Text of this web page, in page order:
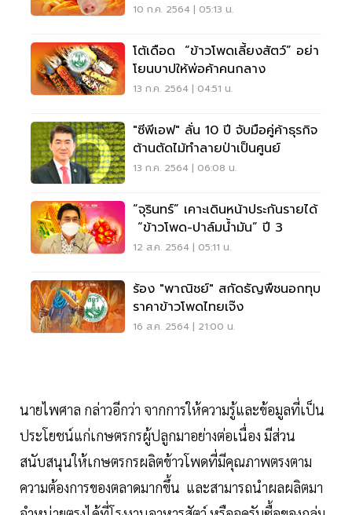
ควรรู้
10 ก.ค. 2564 | 05:13 น.
โต้เดือด “ข้าวโพดเลี้ยงสัตว์” อย่า
โยนบาปให้พ่อค้าคนกลาง
13 ก.ค. 2564 | 04:51 น.
"ซีพีเอฟ" ลั่น 10 ปี จับมือคู่ค้าธุรกิจ
ต้านตัดไม้ทำลายป่าเป็นศูนย์
13 ก.ค. 2564 | 06:08 น.
“จุรินทร์” เคาะเดินหน้าประกันรายได้
“ข้าวโพด-ปาล์มน้ำมัน” ปี 3
12 ส.ค. 2564 | 05:11 น.
ร้อง "พาณิชย์" สกัดธัญพืชนอกทุบ
ราคาข้าวโพดไทยเจ๊ง
16 ส.ค. 2564 | 21:00 น.
นายไพศาล กล่าวอีกว่า จากการให้ความรู้และข้อมูลที่เป็น
ประโยชน์แก่เกษตรกรผู้ปลูกมาอย่างต่อเนื่อง มีส่วน
สนับสนุนให้เกษตรกรผลิตข้าวโพดที่มีคุณภาพตรงตาม
ความต้องการของตลาดมากขึ้น และสามารถนำผลผลิตมา